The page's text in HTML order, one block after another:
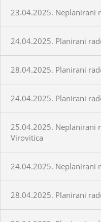
23.04.2025. Neplanirani
24.04.2025. Planirani
28.04.2025. Planirani
24.04.2025. Planirani
25.04.2025. Neplanirani
Virovitica
24.04.2025. Neplanirani
28.04.2025. Planirani